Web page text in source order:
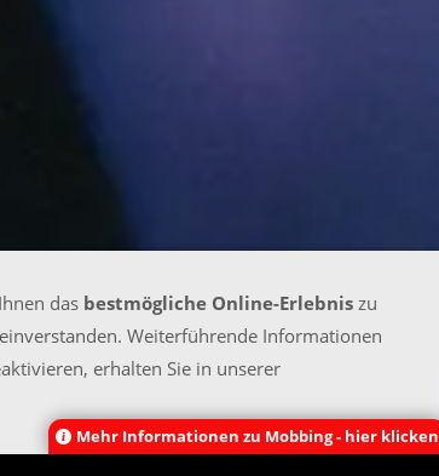
Mehr Informationen zu Mobbing - hier klicken
das bestmögliche Online-Erlebnis zu
Weiterführende Informationen
erhalten Sie in unserer